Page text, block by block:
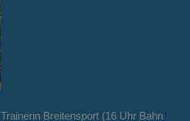
Breitensport (16 Uhr Bahn